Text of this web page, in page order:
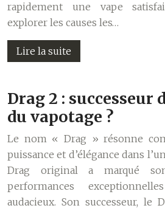
rapidement une vape
explorer les causes les…
Lire la suite
Drag 2 : successeur
du vapotage ?
Le nom « Drag » résonne
puissance et d’élégance dans
Drag original a marqué
performances
audacieux. Son successeur, le